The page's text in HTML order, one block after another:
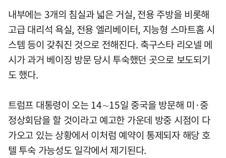
내부에는 3개의 침실과 넓은 거실, 전용 주방을 비롯해
고급 대리석 욕실, 전용 엘리베이터, 지능형 스마트홈 시
스템 등이 갖춰진 것으로 전해진다. 축구스타 리오넬 메
시가 과거 베이징 방문 당시 투숙했던 곳으로 보도되기
도 했다.
트럼프 대통령이 오는 14∼15일 중국을 방문해 미·중
정상회담을 할 것이라고 예고한 가운데 방중 시점이 다
가오고 있는 상황에서 이처럼 예약이 통제되자 해당 호
텔 투숙 가능성도 일각에서 제기된다.